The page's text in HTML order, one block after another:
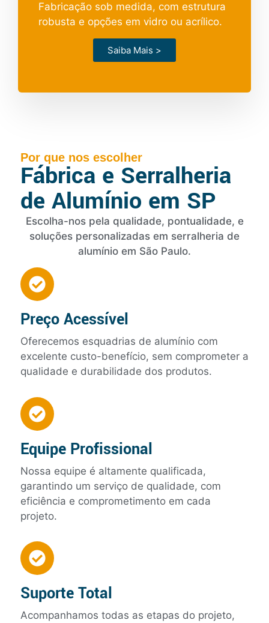
Fabricação sob medida, com estrutura
robusta e opções em vidro ou acrílico.
Saiba Mais >
Por que nos escolher
Fábrica e Serralheria
de Alumínio em SP
Escolha-nos pela qualidade, pontualidade, e
soluções personalizadas em serralheria de
alumínio em São Paulo.
Preço Acessível
Oferecemos esquadrias de alumínio com
excelente custo-benefício, sem comprometer a
qualidade e durabilidade dos produtos.
Equipe Profissional
Nossa equipe é altamente qualificada,
garantindo um serviço de qualidade, com
eficiência e comprometimento em cada
projeto.
Suporte Total
Acompanhamos todas as etapas do projeto,